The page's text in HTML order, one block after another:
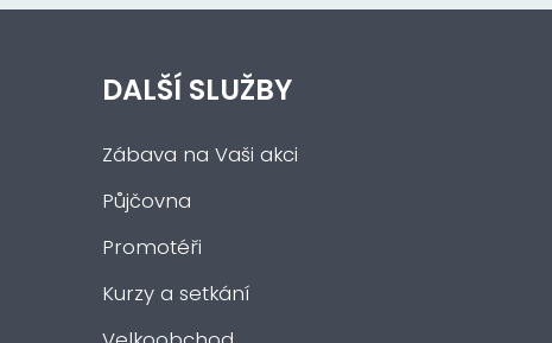
DALŠÍ SLUŽBY
Zábava na Vaši akci
Půjčovna
Promotéři
Kurzy a setkání